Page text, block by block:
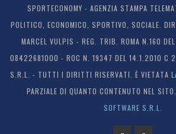
SPORTECONOMY - AGENZIA STAMPA
POLITICO, ECONOMICO, SPORTIVO, SOCIALE.
MARCEL VULPIS - REG. TRIB. ROMA N.160
08422681000 - ROC N. 19347 DEL 14.1.2010 C
S.R.L. - TUTTI I DIRITTI RISERVATI. È VIETATA
PARZIALE DI QUANTO CONTENUTO NEL
SOFTWARE S.R.L.